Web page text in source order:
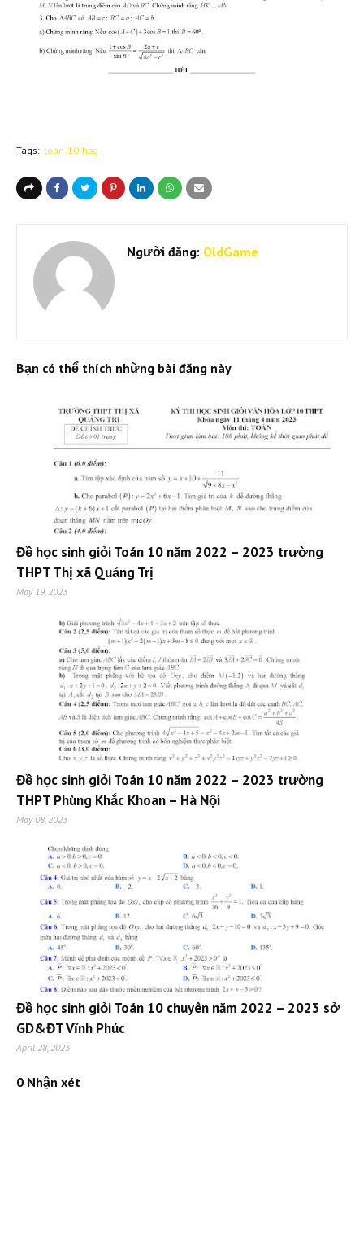
Tags: toan-10-hsg
Người đăng: OldGame
Bạn có thể thích những bài đăng này
Đề học sinh giỏi Toán 10 năm 2022 – 2023 trường
THPT Thị xã Quảng Trị
May 19, 2023
Đề học sinh giỏi Toán 10 năm 2022 – 2023 trường
THPT Phùng Khắc Khoan – Hà Nội
May 08, 2023
Đề học sinh giỏi Toán 10 chuyên năm 2022 – 2023 sở
GD&ĐT Vĩnh Phúc
April 28, 2023
0 Nhận xét